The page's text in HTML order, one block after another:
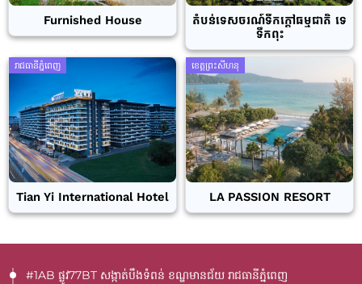
Furnished House
តំបន់ទេសចរណ៍ទឹកក្តៅធម្មជាតិ ទេ
ទឹកពុះ
រាជធានីភ្នំពេញ
Tian Yi International Hotel
ខេត្តព្រះសីហនុ
LA PASSION RESORT
#1AB ផ្លូវ77BT​ សង្កាត់បឹងទំពន់ ខណ្ឌមានជ័យ រាជធានីភ្នំពេញ